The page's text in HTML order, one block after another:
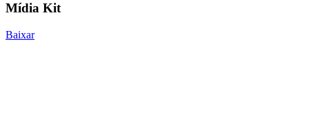
Mídia Kit
Baixar